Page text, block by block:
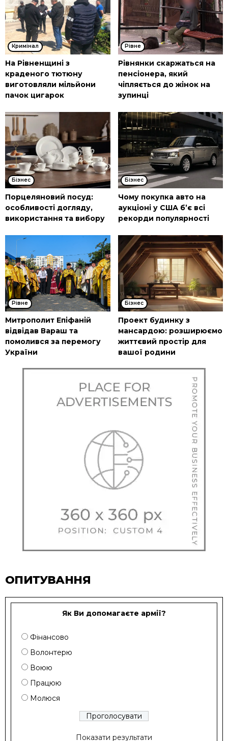
Кримінал
На Рівненщині з
краденого тютюну
виготовляли мільйони
пачок цигарок
Рівне
Рівнянки скаржаться на
пенсіонера, який
чіпляється до жінок на
зупинці
Бізнес
Порцеляновий посуд:
особливості догляду,
використання та вибору
Бізнес
Чому покупка авто на
аукціоні у США б’є всі
рекорди популярності
Рівне
Митрополит Епіфаній
відвідав Вараш та
помолився за перемогу
України
Бізнес
Проект будинку з
мансардою: розширюємо
життєвий простір для
вашої родини
ОПИТУВАННЯ
Як Ви допомагаєте армії?
Фінансово
Волонтерю
Воюю
Працюю
Молюся
Показати результати